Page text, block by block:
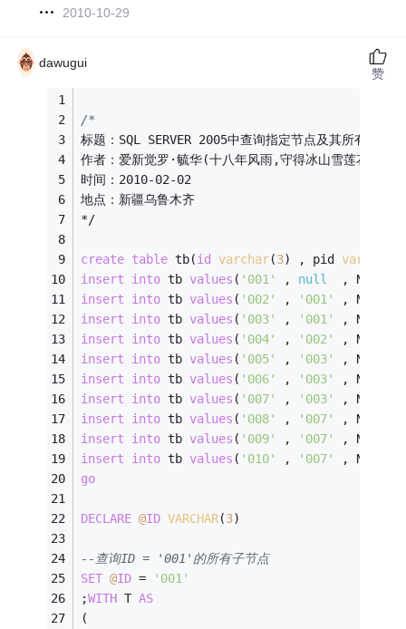
2010-10-29
dawugui
/*
标题：SQL SERVER 2005中查询指定节点及其所有子节
作者：爱新觉罗·毓华(十八年风雨,守得冰山雪莲花开)
时间：2010-02-02
地点：新疆乌鲁木齐
*/
create table tb(id varchar(3) , pid varchar
insert
into tb values ( '001' , null
  , N
insert
into tb values ( '002' , '001' , N
insert
into tb values ( '003' , '001' , N
insert
into tb values ( '004' , '002' , N
insert
into tb values ( '005' , '003' , N
insert
into tb values ( '006' , '003' , N
insert
into tb values ( '007' , '003' , N
insert
into tb values ( '008' , '007' , N
insert
into tb values ( '009' , '007' , N
insert
into tb values ( '010' , '007' , N
go
DECLARE @ID VARCHAR(3)
--查询ID = '001'的所有子节点
SET @ID =
'001'
;WITH T AS
(
赞